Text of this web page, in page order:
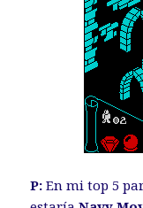
P: En mi top 5